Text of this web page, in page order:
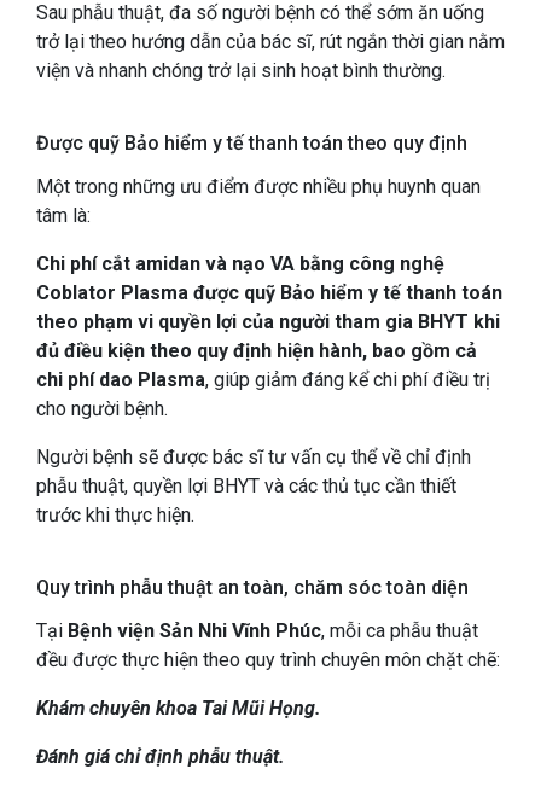
Sau phẫu thuật, đa số người bệnh có thể sớm ăn uống
trở lại theo hướng dẫn của bác sĩ, rút ngắn thời gian nằm
viện và nhanh chóng trở lại sinh hoạt bình thường.
Được quỹ Bảo hiểm y tế thanh toán theo quy định
Một trong những ưu điểm được nhiều phụ huynh quan
tâm là:
Chi phí cắt amidan và nạo VA bằng công nghệ
Coblator Plasma được quỹ Bảo hiểm y tế thanh toán
theo phạm vi quyền lợi của người tham gia BHYT khi
đủ điều kiện theo quy định hiện hành, bao gồm cả
chi phí dao Plasma, giúp giảm đáng kể chi phí điều trị
cho người bệnh.
Người bệnh sẽ được bác sĩ tư vấn cụ thể về chỉ định
phẫu thuật, quyền lợi BHYT và các thủ tục cần thiết
trước khi thực hiện.
Quy trình phẫu thuật an toàn, chăm sóc toàn diện
Tại Bệnh viện Sản Nhi Vĩnh Phúc, mỗi ca phẫu thuật
đều được thực hiện theo quy trình chuyên môn chặt chẽ:
Khám chuyên khoa Tai Mũi Họng.
Đánh giá chỉ định phẫu thuật.